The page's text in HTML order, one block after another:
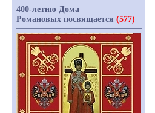
400-летию Дома
Романовых посвящается (577)